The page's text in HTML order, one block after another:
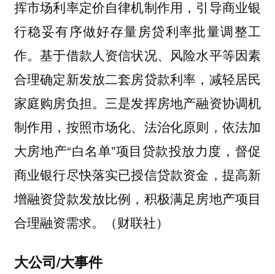
挥市场利率定价自律机制作用，引导商业银
行稳妥有序做好存量房贷利率批量调整工
作。基于借款人资信状况、风险水平等因素
合理确定新发放二套房贷款利率，减轻居民
家庭购房负担。三是发挥房地产融资协调机
制作用，按照市场化、法治化原则，依法加
大房地产“白名单”项目贷款投放力度，督促
商业银行尽快落实已授信贷款资金，提高新
增融资贷款发放比例，积极满足房地产项目
合理融资需求。（财联社）
大公司/大事件